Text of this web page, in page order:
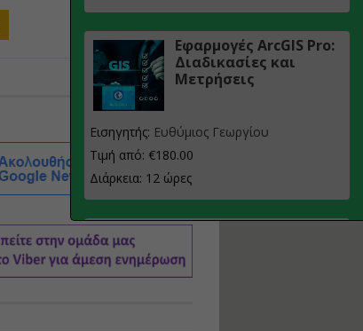
Εφαρμογές ArcGIS Pro:
Διαδικασίες και
Μετρήσεις
Εισηγητής: Ευθύμιος Γεωργίου
Τιμή από: €180.00
Διάρκεια: 12 ώρες
υλοποίηση
φωτοβολταϊκών